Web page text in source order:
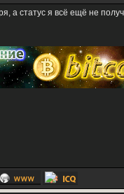
а статус я всё ещё не